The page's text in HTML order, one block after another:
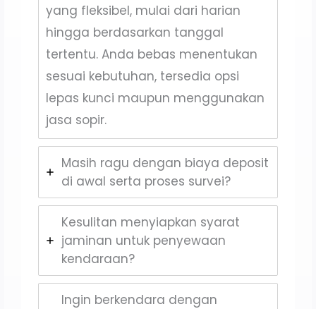
yang fleksibel, mulai dari harian
hingga berdasarkan tanggal
tertentu. Anda bebas menentukan
sesuai kebutuhan, tersedia opsi
lepas kunci maupun menggunakan
jasa sopir.
Masih ragu dengan biaya deposit
di awal serta proses survei?
Kesulitan menyiapkan syarat
jaminan untuk penyewaan
kendaraan?
Ingin berkendara dengan